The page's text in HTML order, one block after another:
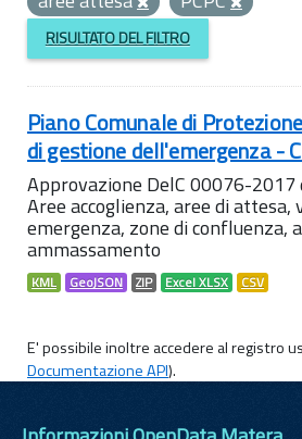
RISULTATO DEL FILTRO
Piano Comunale di
di gestione dell'emergenza -
Approvazione DelC 00076-
Aree accoglienza, aree di attesa,
emergenza, zone di confluenza,
ammassamento
KML GeoJSON ZIP Excel XLSX CSV
E' possibile inoltre accedere al registro
Documentazione API).